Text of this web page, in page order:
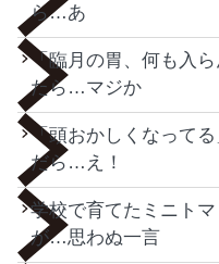
ら…あ
「臨月の胃、何も入
たら…マジか
「頭おかしくなって
だら…え！
学校で育てたミニト
が…思わぬ一言